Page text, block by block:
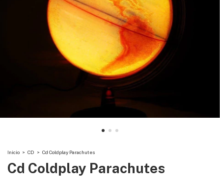
Inicio > CD > Cd Coldplay Parachutes
Cd Coldplay Parachutes